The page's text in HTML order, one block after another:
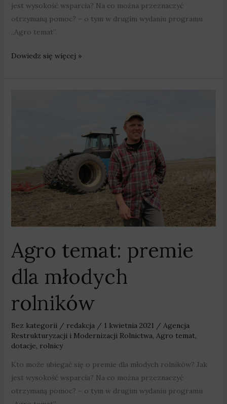
jest wysokość wsparcia? Na co można przeznaczyć
otrzymaną pomoc? – o tym w drugim wydaniu programu
„Agro temat”.
Dowiedz się więcej »
Agro temat: premie
dla młodych
rolników
Bez kategorii/ redakcja / 1 kwietnia 2021 / Agencja
Restrukturyzacji i Modernizacji Rolnictwa, Agro temat,
dotacje, rolnicy
Kto może ubiegać się o premie dla młodych rolników? Jak
jest wysokość wsparcia? Na co można przeznaczyć
otrzymaną pomoc? – o tym w drugim wydaniu programu